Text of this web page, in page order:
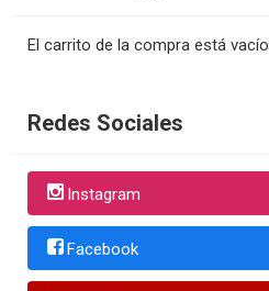
El carrito de la compra está vacío
Redes Sociales
Instagram
Facebook